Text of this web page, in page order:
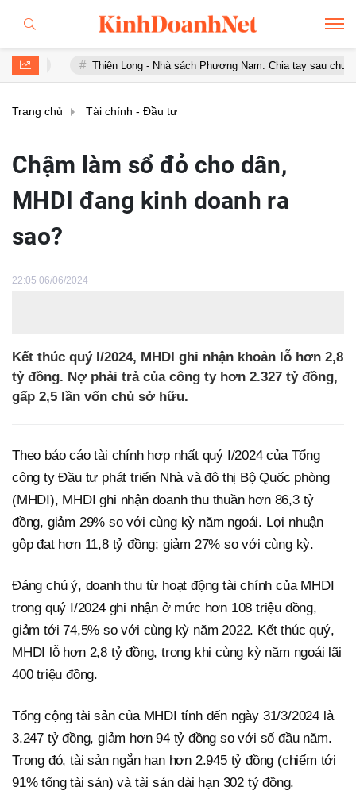
Thiên Long - Nhà sách Phương Nam: Chia tay sau chưa đầy 1 năm
Trang chủ Tài chính - Đầu tư
Chậm làm sổ đỏ cho dân,
MHDI đang kinh doanh ra
sao?
22:05 06/06/2024
Kết thúc quý I/2024, MHDI ghi nhận khoản lỗ hơn 2,8
tỷ đồng. Nợ phải trả của công ty hơn 2.327 tỷ đồng,
gấp 2,5 lần vốn chủ sở hữu.
Theo báo cáo tài chính hợp nhất quý I/2024 của Tổng
công ty Đầu tư phát triển Nhà và đô thị Bộ Quốc phòng
(MHDI), MHDI ghi nhận doanh thu thuần hơn 86,3 tỷ
đồng, giảm 29% so với cùng kỳ năm ngoái. Lợi nhuận
gộp đạt hơn 11,8 tỷ đồng; giảm 27% so với cùng kỳ.
Đáng chú ý, doanh thu từ hoạt động tài chính của MHDI
trong quý I/2024 ghi nhận ở mức hơn 108 triệu đồng,
giảm tới 74,5% so với cùng kỳ năm 2022. Kết thúc quý,
MHDI lỗ hơn 2,8 tỷ đồng, trong khi cùng kỳ năm ngoái lãi
400 triệu đồng.
Tổng cộng tài sản của MHDI tính đến ngày 31/3/2024 là
3.247 tỷ đồng, giảm hơn 94 tỷ đồng so với số đầu năm.
Trong đó, tài sản ngắn hạn hơn 2.945 tỷ đồng (chiếm tới
91% tổng tài sản) và tài sản dài hạn 302 tỷ đồng.